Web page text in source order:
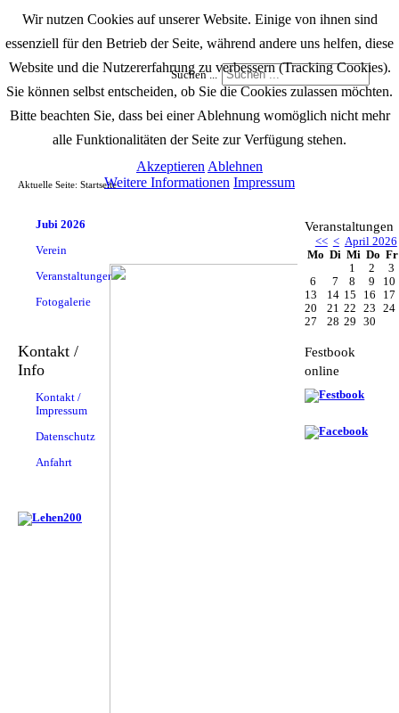
Suchen ...
Aktuelle Seite: Startseite
Jubi 2026
Verein
Veranstaltungen
Fotogalerie
Kontakt /
Info
Kontakt /
Impressum
Datenschutz
Anfahrt
Veranstaltungen
<< < April 2026
Mo Di Mi Do
1
2
3
6
7 8 9
10
13
14 15 16
17
20
21 22 23
24
27
28 29 30
Festbook
online
Wir nutzen Cookies auf unserer Website. Einige von ihnen sind
essenziell für den Betrieb der Seite, während andere uns helfen, diese
Website und die Nutzererfahrung zu verbessern (Tracking Cookies).
Sie können selbst entscheiden, ob Sie die Cookies zulassen möchten.
Bitte beachten Sie, dass bei einer Ablehnung womöglich nicht mehr
alle Funktionalitäten der Seite zur Verfügung stehen.
Akzeptieren Ablehnen
Weitere Informationen Impressum